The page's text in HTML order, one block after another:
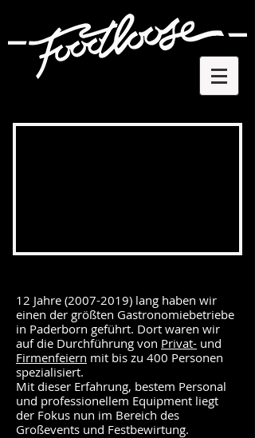
12 Jahre (2007-2019) lang haben wir
einen der größten Gastronomiebetriebe
in Paderborn geführt. Dort waren wir
auf die Durchführung von Privat- und
Firmenfeiern mit bis zu 400 Personen
spezialisiert.
Mit dieser Erfahrung, bestem Personal
und professionellem Equipment liegt
der Fokus nun im Bereich des
Großevents und Festbewirtung.